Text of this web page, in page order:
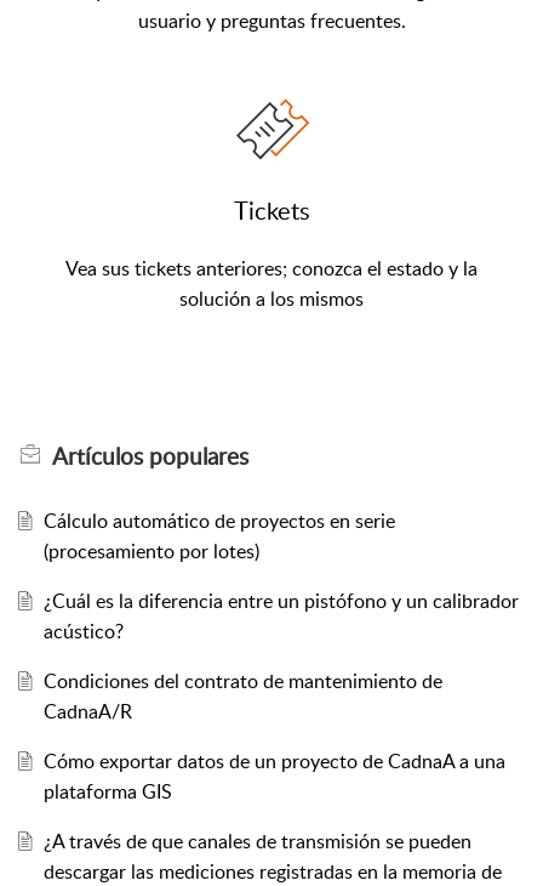
usuario y preguntas frecuentes.
Tickets
Vea sus tickets anteriores; conozca el estado y la
solución a los mismos
Artículospopulares
Cálculo automático de proyectos en serie
(procesamiento por lotes)
¿Cuál es la diferencia entre un pistófono y un calibrador
acústico?
Condiciones del contrato de mantenimiento de
CadnaA/R
Cómo exportar datos de un proyecto de CadnaA a una
plataforma GIS
¿A través de que canales de transmisión se pueden
descargar las mediciones registradas en la memoria de